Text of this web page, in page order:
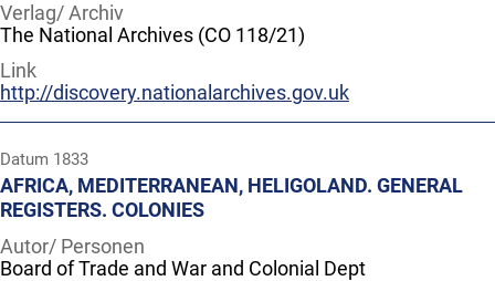
Verlag/ Archiv
The National Archives (CO 118/21)
Link
http://discovery.nationalarchives.gov.uk
Datum 1833
AFRICA, MEDITERRANEAN, HELIGOLAND. GENERAL
REGISTERS. COLONIES
Autor/ Personen
Board of Trade and War and Colonial Dept